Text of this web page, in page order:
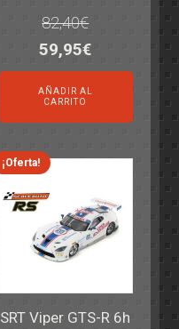
82,40€
El
precio
original
era:
82,40€.
59,95€El
precio
es:
59,95€.
AÑADIR AL
CARRITO
¡Oferta!
SRT Viper GTS-R 6h